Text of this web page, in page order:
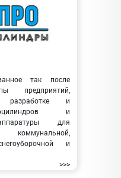
так после
предприятий,
разработке и
и
для
коммунальной,
и
>>>